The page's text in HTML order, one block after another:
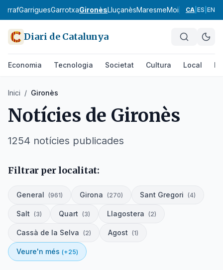
GarriguesGarrotxaGironèsLluçanèsMaresmeMoianès Montsià
CA ES EN
Diari de Catalunya
Economia Tecnologia Societat Cultura Local
Inici / Gironès
Notícies de Gironès
1254 notícies publicades
Filtrar per localitat:
General (961) Girona (270) Sant Gregori (4)
Salt (3) Quart (3) Llagostera (2)
Cassà de la Selva (2) Agost (1)
Veure'n més (+25)